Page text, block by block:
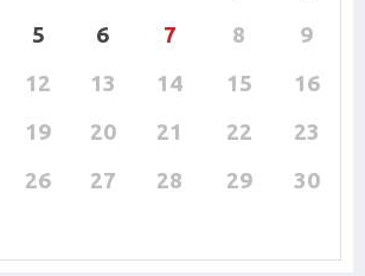
5 6 7 8
9
12 13 14 15
16
19 20 21 22
23
26 27 28 29
30